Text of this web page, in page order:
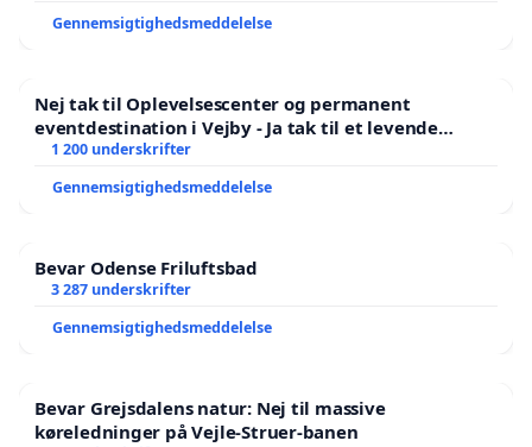
Gennemsigtighedsmeddelelse
Nej tak til Oplevelsescenter og permanent
eventdestination i Vejby - Ja tak til et levende
lokalområde i balance
1 200 underskrifter
Gennemsigtighedsmeddelelse
Bevar Odense Friluftsbad
3 287 underskrifter
Gennemsigtighedsmeddelelse
Bevar Grejsdalens natur: Nej til massive
køreledninger på Vejle-Struer-banen